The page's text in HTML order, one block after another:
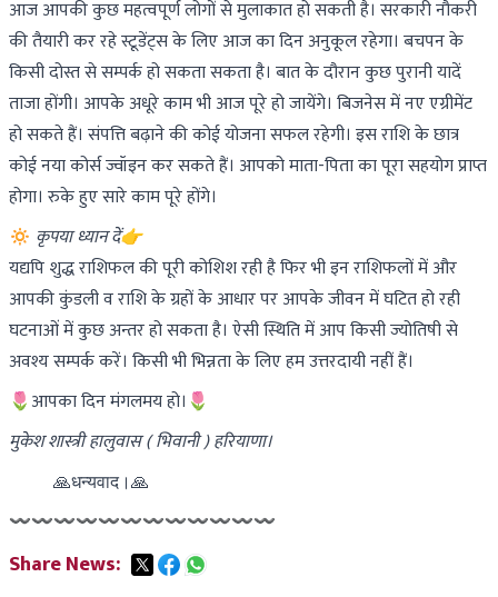
आज आपकी कुछ महत्वपूर्ण लोगों से मुलाकात हो सकती है। सरकारी नौकरी
की तैयारी कर रहे स्टूडेंट्स के लिए आज का दिन अनुकूल रहेगा। बचपन के
किसी दोस्त से सम्पर्क हो सकता सकता है। बात के दौरान कुछ पुरानी यादें
ताजा होंगी। आपके अधूरे काम भी आज पूरे हो जायेंगे। बिजनेस में नए एग्रीमेंट
हो सकते हैं। संपत्ति बढ़ाने की कोई योजना सफल रहेगी। इस राशि के छात्र
कोई नया कोर्स ज्वॉइन कर सकते हैं। आपको माता-पिता का पूरा सहयोग प्राप्त
होगा। रुके हुए सारे काम पूरे होंगे।
🔅 कृपया ध्यान दें👉
यद्यपि शुद्ध राशिफल की पूरी कोशिश रही है फिर भी इन राशिफलों में और
आपकी कुंडली व राशि के ग्रहों के आधार पर आपके जीवन में घटित हो रही
घटनाओं में कुछ अन्तर हो सकता है। ऐसी स्थिति में आप किसी ज्योतिषी से
अवश्य सम्पर्क करें। किसी भी भिन्नता के लिए हम उत्तरदायी नहीं हैं।
🌷आपका दिन मंगलमय हो।🌷
मुकेश शास्त्री हालुवास ( भिवानी ) हरियाणा।
    🙏धन्यवाद।🙏
〰〰〰〰〰〰〰〰〰〰〰〰
Share News: